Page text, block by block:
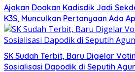
Ajakan Doakan Kadisdik Jadi
K3S, Munculkan Pertanyaan Ada
SK Sudah Terbit, Baru Digelar
Sosialisasi Dapodik di Seputih